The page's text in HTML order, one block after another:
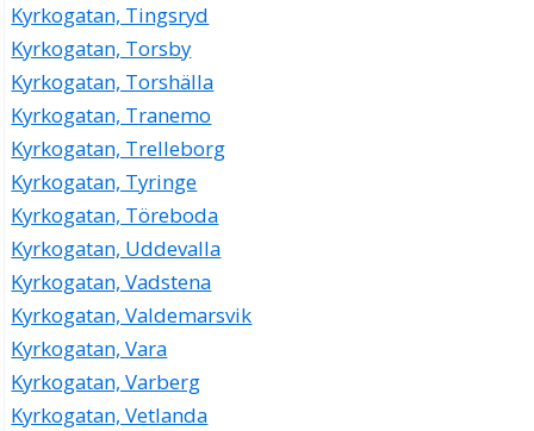
Kyrkogatan, Tingsryd
Kyrkogatan, Torsby
Kyrkogatan, Torshälla
Kyrkogatan, Tranemo
Kyrkogatan, Trelleborg
Kyrkogatan, Tyringe
Kyrkogatan, Töreboda
Kyrkogatan, Uddevalla
Kyrkogatan, Vadstena
Kyrkogatan, Valdemarsvik
Kyrkogatan, Vara
Kyrkogatan, Varberg
Kyrkogatan, Vetlanda